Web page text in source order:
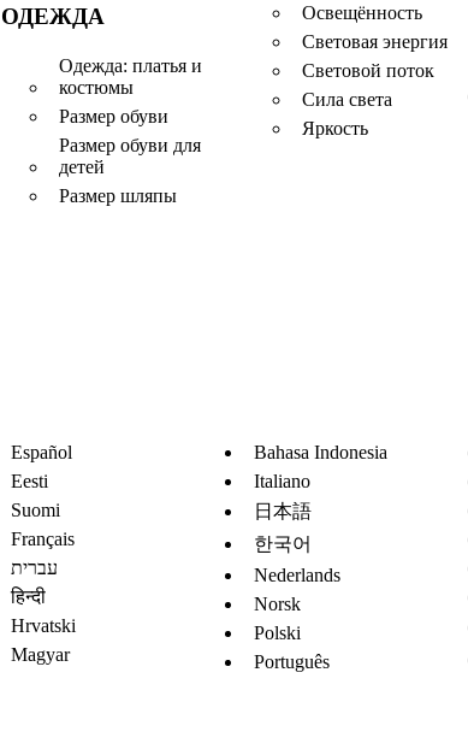
ОДЕЖДА
Одежда: платья и
костюмы
Размер обуви
Размер обуви для
детей
Размер шляпы
Освещённость
Световая энергия
Световой поток
Сила света
Яркость
Español
Eesti
Suomi
Français
עברית
हिन्दी
Hrvatski
Magyar
Bahasa Indonesia
Italiano
日本語
한국어
Nederlands
Norsk
Polski
Português